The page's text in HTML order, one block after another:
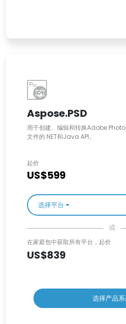
Aspose.PSD
用于创建、编辑和转换Adobe
文件的.NET和Java API。
起价
US$599
选择平台
或
在家庭包中获取所有平台，起价
US$839
选择产品